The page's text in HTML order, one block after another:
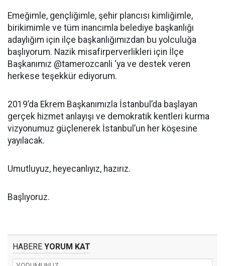
Emeğimle, gençliğimle, şehir plancısı kimliğimle,
birikimimle ve tüm inancımla belediye başkanlığı
adaylığım için ilçe başkanlığımızdan bu yolculuğa
başlıyorum. Nazik misafirperverlikleri için İlçe
Başkanımız @tamerozcanli ‘ya ve destek veren
herkese teşekkür ediyorum.
2019’da Ekrem Başkanımızla İstanbul’da başlayan
gerçek hizmet anlayışı ve demokratik kentleri kurma
vizyonumuz güçlenerek İstanbul’un her köşesine
yayılacak.
Umutluyuz, heyecanlıyız, hazırız.
Başlıyoruz.
HABERE YORUM KAT